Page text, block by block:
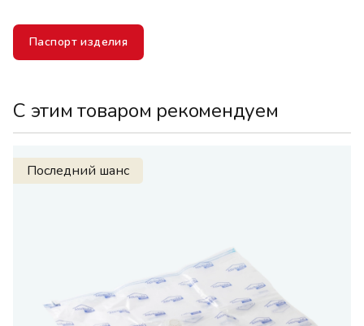
Паспорт изделия
С этим товаром рекомендуем
Последний шанс